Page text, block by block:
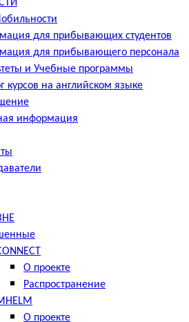
для прибывающих студентов
для прибывающего персонала
и Учебные программы
курсов на английском языке
информация
О проекте
Распространение
О проекте